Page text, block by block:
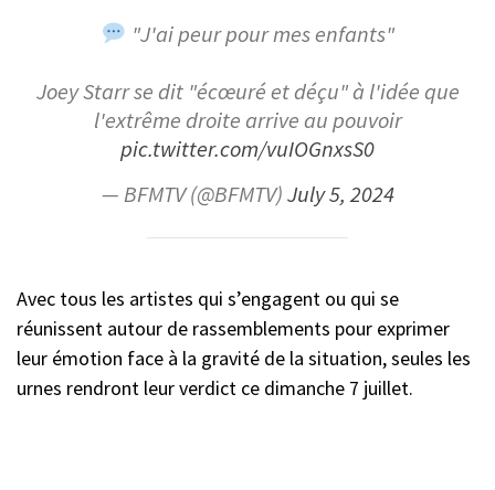
"J'ai peur pour mes enfants"
Joey Starr se dit "écœuré et déçu" à l'idée que
l'extrême droite arrive au pouvoir
pic.twitter.com/vuIOGnxsS0
— BFMTV (@BFMTV)July 5, 2024
Avec tous les artistes qui s’engagent ou qui se
réunissent autour de rassemblements pour exprimer
leur émotion face à la gravité de la situation, seules les
urnes rendront leur verdict ce dimanche 7 juillet.